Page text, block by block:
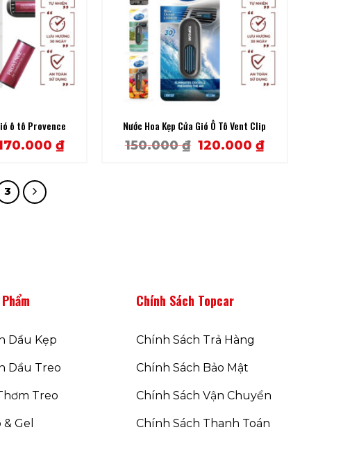
ô tô Provence
₫.
₫Current
Nước Hoa Kẹp Cửa Gió Ô Tô Vent Clip
150.000₫ Original
120.000₫Current
3
Dầu Kẹp
Dầu Treo
Treo
& Gel
Chính Sách Topcar
Chính Sách Trả Hàng
Chính Sách Bảo Mật
Chính Sách Vận Chuyển
Chính Sách Thanh Toán